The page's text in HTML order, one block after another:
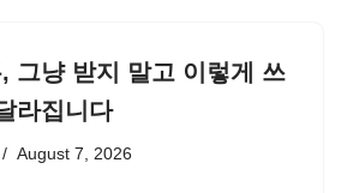
그냥 받지 말고 이렇게 쓰
라집니다
August 7, 2026